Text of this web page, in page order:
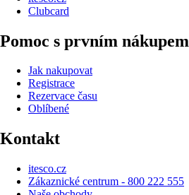
Clubcard
Pomoc s prvním nákupem
Jak nakupovat
Registrace
Rezervace času
Oblíbené
Kontakt
itesco.cz
Zákaznické centrum - 800 222 555